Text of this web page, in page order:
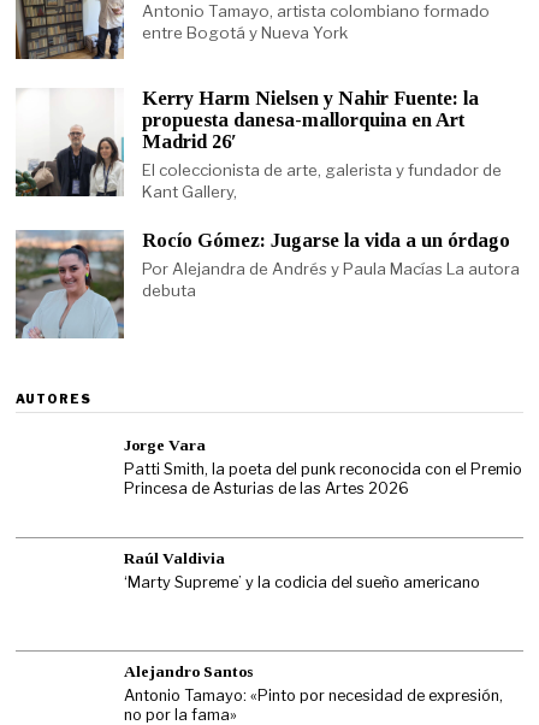
Antonio Tamayo, artista colombiano formado
entre Bogotá y Nueva York
Kerry Harm Nielsen y Nahir Fuente: la
propuesta danesa-mallorquina en Art
Madrid 26′
El coleccionista de arte, galerista y fundador de
Kant Gallery,
Rocío Gómez: Jugarse la vida a un órdago
Por Alejandra de Andrés y Paula Macías La autora
debuta
AUTORES
Jorge Vara
Patti Smith, la poeta del punk reconocida con el Premio
Princesa de Asturias de las Artes 2026
Raúl Valdivia
‘Marty Supreme’ y la codicia del sueño americano
Alejandro Santos
Antonio Tamayo: «Pinto por necesidad de expresión,
no por la fama»